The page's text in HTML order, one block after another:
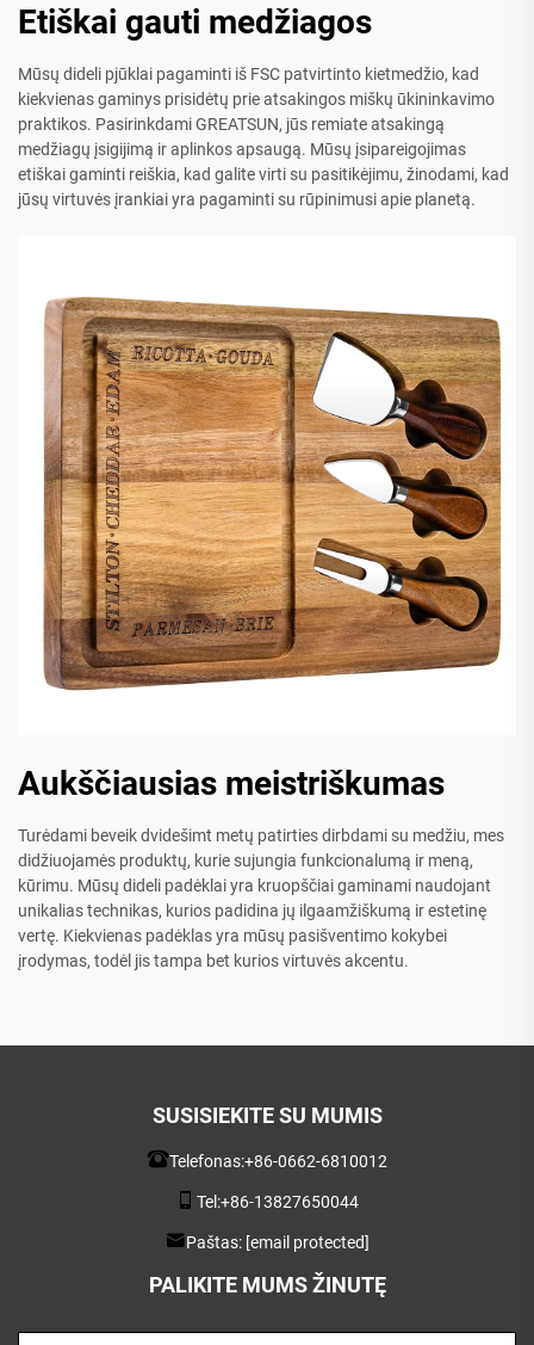
Etiškai gauti medžiagos
Mūsų dideli pjūklai pagaminti iš FSC patvirtinto kietmedžio, kad
kiekvienas gaminys prisidėtų prie atsakingos miškų ūkininkavimo
praktikos. Pasirinkdami GREATSUN, jūs remiate atsakingą
medžiagų įsigijimą ir aplinkos apsaugą. Mūsų įsipareigojimas
etiškai gaminti reiškia, kad galite virti su pasitikėjimu, žinodami, kad
jūsų virtuvės įrankiai yra pagaminti su rūpinimusi apie planetą.
Aukščiausias meistriškumas
Turėdami beveik dvidešimt metų patirties dirbdami su medžiu, mes
didžiuojamės produktų, kurie sujungia funkcionalumą ir meną,
kūrimu. Mūsų dideli padėklai yra kruopščiai gaminami naudojant
unikalias technikas, kurios padidina jų ilgaamžiškumą ir estetinę
vertę. Kiekvienas padėklas yra mūsų pasišventimo kokybei
įrodymas, todėl jis tampa bet kurios virtuvės akcentu.
SUSISIEKITE SU MUMIS
Telefonas:+86-0662-6810012
Tel:+86-13827650044
Paštas: [email protected]
PALIKITE MUMS ŽINUTĘ